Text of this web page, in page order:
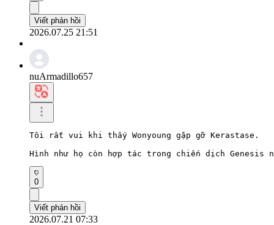
Viết phản hồi
2026.07.25 21:51
nuArmadillo657
Tôi rất vui khi thấy Wonyoung gặp gỡ Kerastase.
Hình như họ còn hợp tác trong chiến dịch Genesis
0
Viết phản hồi
2026.07.21 07:33